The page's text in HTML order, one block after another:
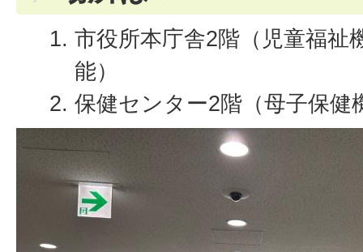
市役所本庁舎2階（児童福祉
能）
保健センター2階（母子保健